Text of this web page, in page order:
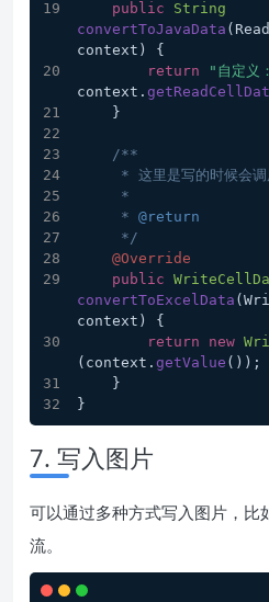
public
String
convertToJavaData (
context ) {
return
"自定义
context.
    }
/**
* 这里是写的时候会
     *
     *
@return
     */
@Override
public
convertToExcelData (
context ) {
return
new
(context. getValue ());
    }
}
7. 写入图片
可以通过多种方式写入图片，
流。